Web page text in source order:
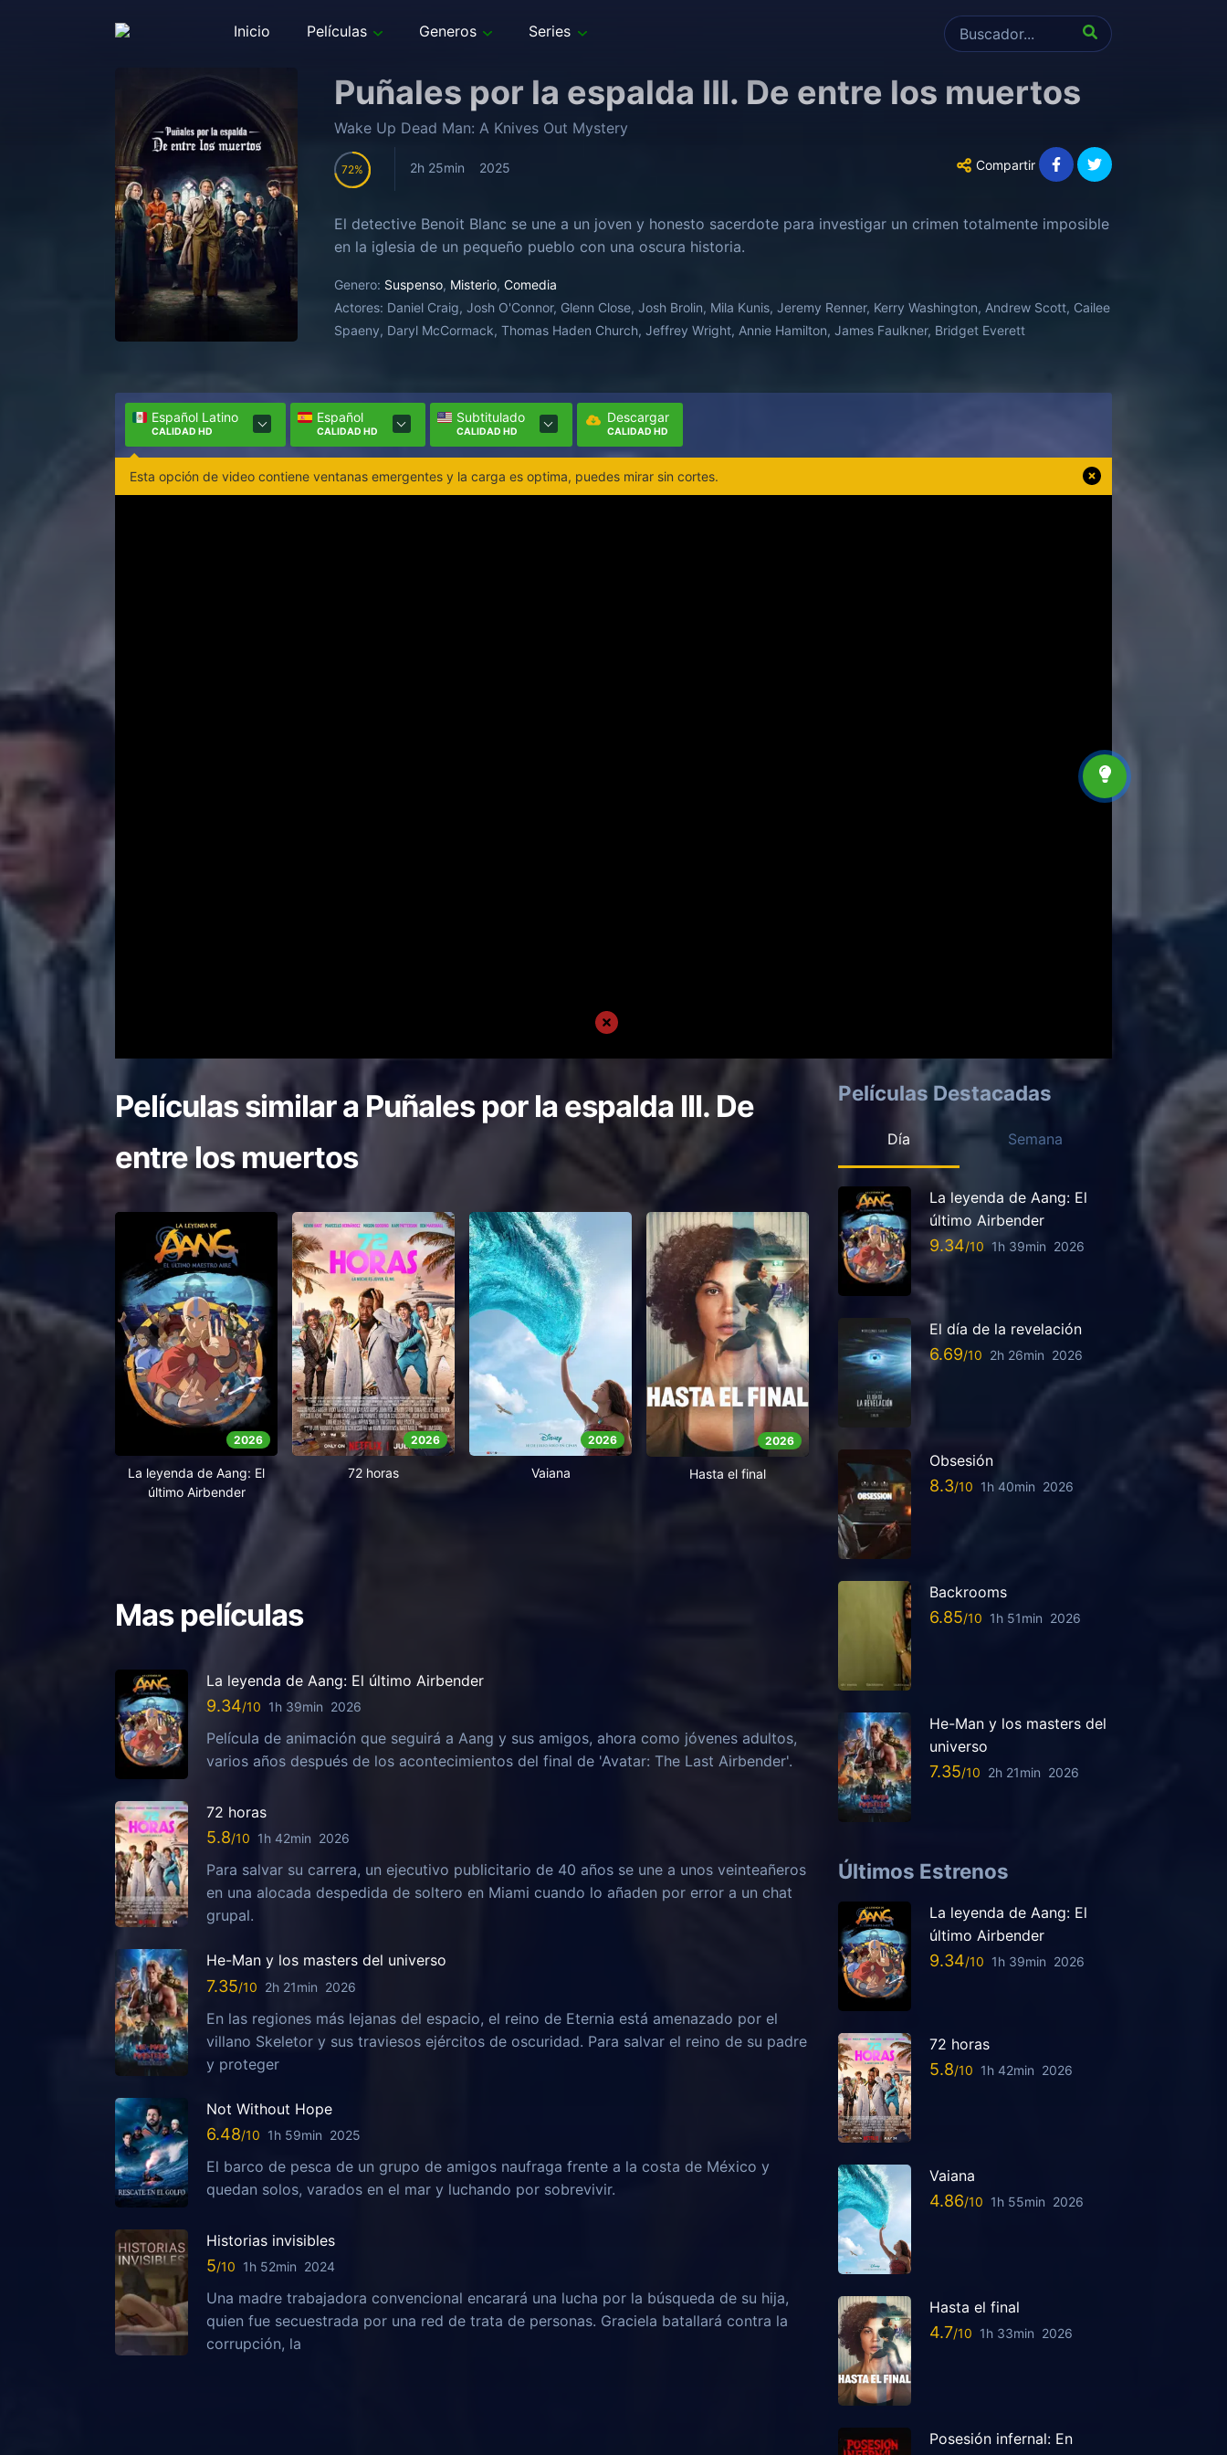
Inicio Películas Generos Series
Puñales por la espalda III. De entre los muertos
Wake Up Dead Man: A Knives Out Mystery
72 2h 25min 2025 Compartir
El detective Benoit Blanc se une a un joven y honesto sacerdote para investigar un crimen totalmente imposible
en la iglesia de un pequeño pueblo con una oscura historia.
Genero: Suspenso, Misterio, Comedia
Actores: Daniel Craig, Josh O'Connor, Glenn Close, Josh Brolin, Mila Kunis, Jeremy Renner, Kerry Washington, Andrew Scott, Cailee
Spaeny, Daryl McCormack, Thomas Haden Church, Jeffrey Wright, Annie Hamilton, James Faulkner, Bridget Everett
Español Latino
CALIDAD HD
Español
CALIDAD HD
Subtitulado
CALIDAD HD
Descargar
CALIDAD HD
Esta opción de video contiene ventanas emergentes y la carga es optima, puedes mirar sin cortes.
Películas similar aPuñales por la espalda III. De
entre los muertos
2026
La leyenda de Aang: El
último Airbender
2026
72 horas
2026
Vaiana
2026
Hasta el final
Mas películas
La leyenda de Aang: El último Airbender
9.34 1h 39min 2026
Película de animación que seguirá a Aang y sus amigos, ahora como jóvenes adultos,
varios años después de los acontecimientos del final de 'Avatar: The Last Airbender'.
72 horas
5.8 1h 42min 2026
Para salvar su carrera, un ejecutivo publicitario de 40 años se une a unos veinteañeros
en una alocada despedida de soltero en Miami cuando lo añaden por error a un chat
grupal.
He-Man y los masters del universo
7.35 2h 21min 2026
En las regiones más lejanas del espacio, el reino de Eternia está amenazado por el
villano Skeletor y sus traviesos ejércitos de oscuridad. Para salvar el reino de su padre
y proteger
Not Without Hope
6.48 1h 59min 2025
El barco de pesca de un grupo de amigos naufraga frente a la costa de México y
quedan solos, varados en el mar y luchando por sobrevivir.
Historias invisibles
5 1h 52min 2024
Una madre trabajadora convencional encarará una lucha por la búsqueda de su hija,
quien fue secuestrada por una red de trata de personas. Graciela batallará contra la
corrupción, la
Películas Destacadas
Día Semana
La leyenda de Aang: El
último Airbender
9.34 1h 39min 2026
El día de la revelación
6.69 2h 26min 2026
Obsesión
8.3 1h 40min 2026
Backrooms
6.85 1h 51min 2026
He-Man y los masters del
universo
7.35 2h 21min 2026
Últimos Estrenos
La leyenda de Aang: El
último Airbender
9.34 1h 39min 2026
72 horas
5.8 1h 42min 2026
Vaiana
4.86 1h 55min 2026
Hasta el final
4.7 1h 33min 2026
Posesión infernal: En